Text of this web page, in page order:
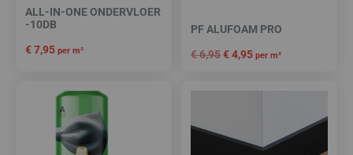
ALL-IN-ONE ONDERVLOER
-10DB
€7,95 per m²
PF ALUFOAM PRO
€6,95€4,95 per m²